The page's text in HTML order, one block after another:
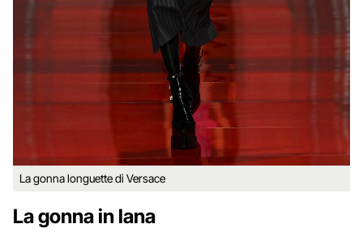
La gonna longuette di Versace
La gonna in lana